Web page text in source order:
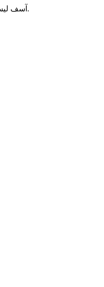
آسف ليس لدينا هذا المورد.